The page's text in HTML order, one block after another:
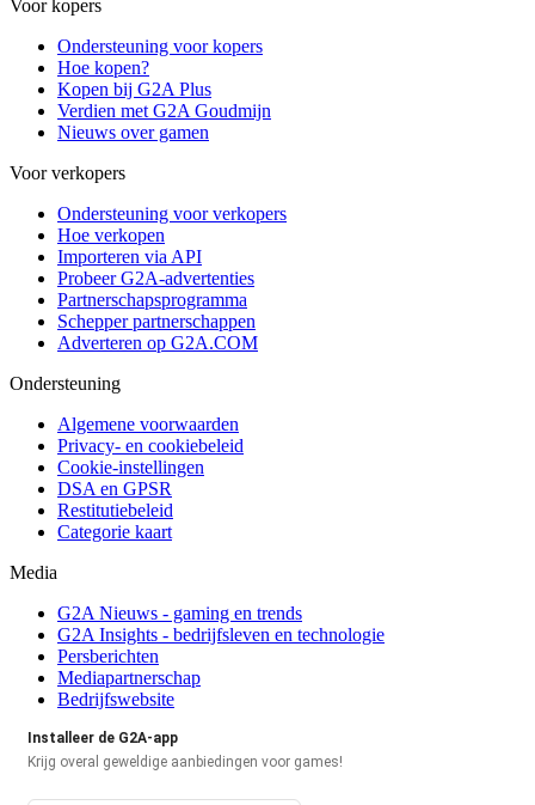
Voor kopers
Ondersteuning voor kopers
Hoe kopen?
Kopen bij G2A Plus
Verdien met G2A Goudmijn
Nieuws over gamen
Voor verkopers
Ondersteuning voor verkopers
Hoe verkopen
Importeren via API
Probeer G2A-advertenties
Partnerschapsprogramma
Schepper partnerschappen
Adverteren op G2A.COM
Ondersteuning
Algemene voorwaarden
Privacy- en cookiebeleid
Cookie-instellingen
DSA en GPSR
Restitutiebeleid
Categorie kaart
Media
G2A Nieuws - gaming en trends
G2A Insights - bedrijfsleven en technologie
Persberichten
Mediapartnerschap
Bedrijfswebsite
Installeer de G2A-app
Krijg overal geweldige aanbiedingen voor games!